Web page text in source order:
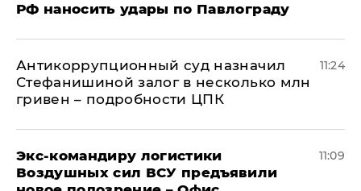
РФ наносить удары по Павлограду
Антикоррупционный суд назначил
Стефанишиной залог в несколько млн
гривен – подробности ЦПК
11:24
Экс-командиру логистики
Воздушных сил ВСУ предъявили
11:09